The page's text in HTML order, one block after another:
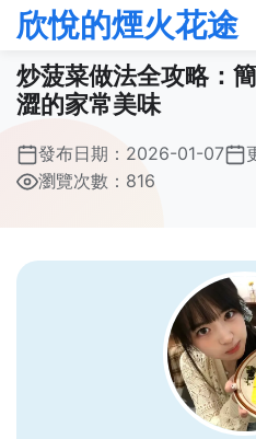
欣悅的煙火花途
炒菠菜做法全攻略：
澀的家常美味
發布日期： 2026-01-07
瀏覽次數：816